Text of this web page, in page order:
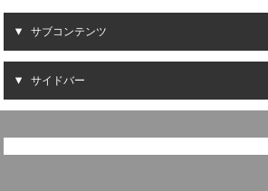
サブコンテンツ
サイドバー